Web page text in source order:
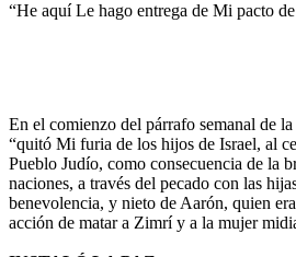
“He aquí Le hago entrega de Mi pacto
En el comienzo del párrafo semanal de
“quitó Mi furia de los hijos de Israel, al
Pueblo Judío, como consecuencia de la
naciones, a través del pecado con las
benevolencia, y nieto de Aarón, quien
acción de matar a Zimrí y a la mujer